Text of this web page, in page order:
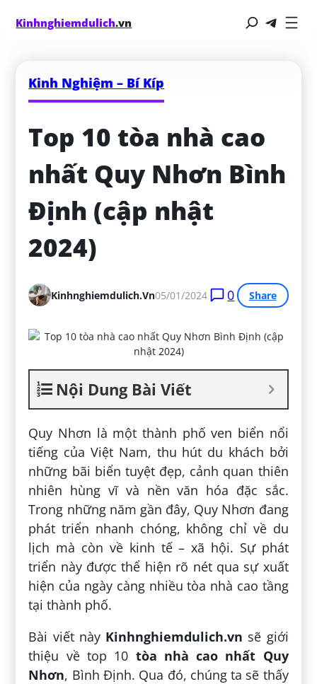
Kinhnghiemdulich.vn
Kinh Nghiệm – Bí Kíp
Top 10 tòa nhà cao
nhất Quy Nhơn Bình
Định (cập nhật
2024)
Kinhnghiemdulich.vn05/01/2024 0 Share
Nội Dung Bài Viết
Quy Nhơn là một thành phố ven biển nổi
tiếng của Việt Nam, thu hút du khách bởi
những bãi biển tuyệt đẹp, cảnh quan thiên
nhiên hùng vĩ và nền văn hóa đặc sắc.
Trong những năm gần đây, Quy Nhơn đang
phát triển nhanh chóng, không chỉ về du
lịch mà còn về kinh tế – xã hội. Sự phát
triển này được thể hiện rõ nét qua sự xuất
hiện của ngày càng nhiều tòa nhà cao tầng
tại thành phố.
Bài viết này Kinhnghiemdulich.vn sẽ giới
thiệu về top 10 tòa nhà cao nhất Quy
Nhơn, Bình Định. Qua đó, chúng ta sẽ thấy